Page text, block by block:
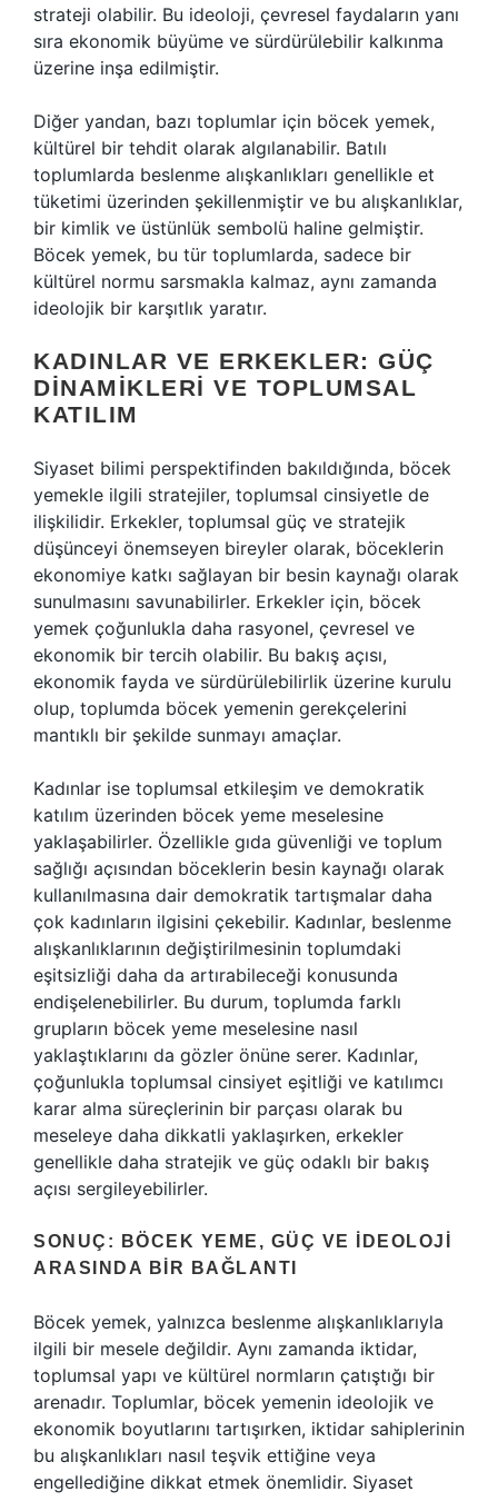
strateji olabilir. Bu ideoloji, çevresel faydaların yanı
sıra ekonomik büyüme ve sürdürülebilir kalkınma
üzerine inşa edilmiştir.
Diğer yandan, bazı toplumlar için böcek yemek,
kültürel bir tehdit olarak algılanabilir. Batılı
toplumlarda beslenme alışkanlıkları genellikle et
tüketimi üzerinden şekillenmiştir ve bu alışkanlıklar,
bir kimlik ve üstünlük sembolü haline gelmiştir.
Böcek yemek, bu tür toplumlarda, sadece bir
kültürel normu sarsmakla kalmaz, aynı zamanda
ideolojik bir karşıtlık yaratır.
KADINLAR VE ERKEKLER: GÜÇ
DINAMIKLERI VE TOPLUMSAL
KATILIM
Siyaset bilimi perspektifinden bakıldığında, böcek
yemekle ilgili stratejiler, toplumsal cinsiyetle de
ilişkilidir. Erkekler, toplumsal güç ve stratejik
düşünceyi önemseyen bireyler olarak, böceklerin
ekonomiye katkı sağlayan bir besin kaynağı olarak
sunulmasını savunabilirler. Erkekler için, böcek
yemek çoğunlukla daha rasyonel, çevresel ve
ekonomik bir tercih olabilir. Bu bakış açısı,
ekonomik fayda ve sürdürülebilirlik üzerine kurulu
olup, toplumda böcek yemenin gerekçelerini
mantıklı bir şekilde sunmayı amaçlar.
Kadınlar ise toplumsal etkileşim ve demokratik
katılım üzerinden böcek yeme meselesine
yaklaşabilirler. Özellikle gıda güvenliği ve toplum
sağlığı açısından böceklerin besin kaynağı olarak
kullanılmasına dair demokratik tartışmalar daha
çok kadınların ilgisini çekebilir. Kadınlar, beslenme
alışkanlıklarının değiştirilmesinin toplumdaki
eşitsizliği daha da artırabileceği konusunda
endişelenebilirler. Bu durum, toplumda farklı
grupların böcek yeme meselesine nasıl
yaklaştıklarını da gözler önüne serer. Kadınlar,
çoğunlukla toplumsal cinsiyet eşitliği ve katılımcı
karar alma süreçlerinin bir parçası olarak bu
meseleye daha dikkatli yaklaşırken, erkekler
genellikle daha stratejik ve güç odaklı bir bakış
açısı sergileyebilirler.
SONUÇ: BÖCEK YEME, GÜÇ VE İDEOLOJI
ARASINDA BIR BAĞLANTI
Böcek yemek, yalnızca beslenme alışkanlıklarıyla
ilgili bir mesele değildir. Aynı zamanda iktidar,
toplumsal yapı ve kültürel normların çatıştığı bir
arenadır. Toplumlar, böcek yemenin ideolojik ve
ekonomik boyutlarını tartışırken, iktidar sahiplerinin
bu alışkanlıkları nasıl teşvik ettiğine veya
engellediğine dikkat etmek önemlidir. Siyaset